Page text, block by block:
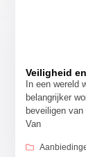
Veiligheid
In een wereld
belangrijker
beveiligen
Van